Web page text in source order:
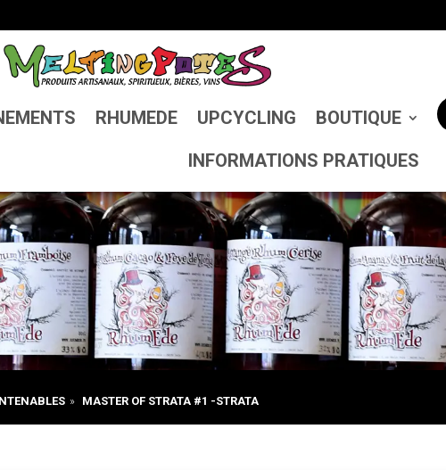
RHUMEDE UPCYCLING
BOUTIQUE
INFORMATIONS PRATIQUES
» MASTER OF STRATA #1 -STRATA